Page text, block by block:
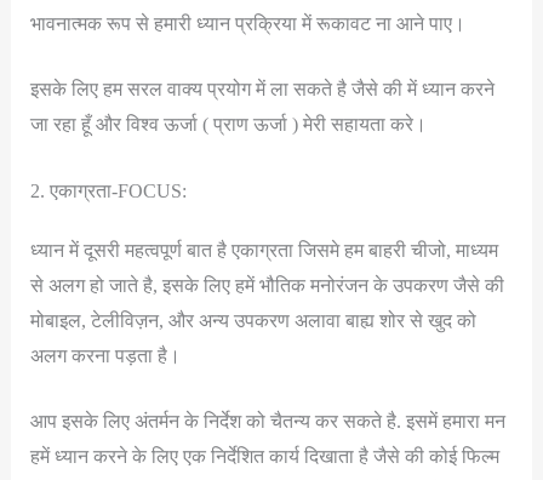
भावनात्मक रूप से हमारी ध्यान प्रक्रिया में रूकावट ना आने पाए।
इसके लिए हम सरल वाक्य प्रयोग में ला सकते है जैसे की में ध्यान करने
जा रहा हूँ और विश्व ऊर्जा ( प्राण ऊर्जा ) मेरी सहायता करे।
2. एकाग्रता-FOCUS:
ध्यान में दूसरी महत्वपूर्ण बात है एकाग्रता जिसमे हम बाहरी चीजो, माध्यम
से अलग हो जाते है, इसके लिए हमें भौतिक मनोरंजन के उपकरण जैसे की
मोबाइल, टेलीविज़न, और अन्य उपकरण अलावा बाह्य शोर से खुद को
अलग करना पड़ता है।
आप इसके लिए अंतर्मन के निर्देश को चैतन्य कर सकते है. इसमें हमारा मन
हमें ध्यान करने के लिए एक निर्देशित कार्य दिखाता है जैसे की कोई फिल्म